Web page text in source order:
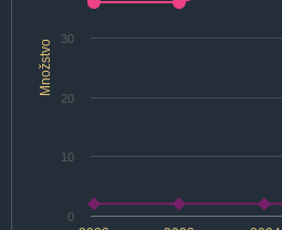
Množstvo
0
10
20
30